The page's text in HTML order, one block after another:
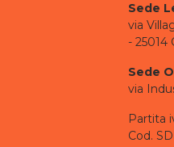
Sede
via
- 25014
Sede
via
Partita
Cod.